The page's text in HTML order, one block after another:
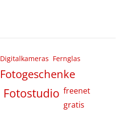
Digitalkameras Fernglas
Fotogeschenke
Fotostudio freenet
gratis